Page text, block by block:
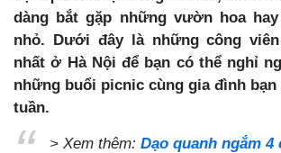
dàng bắt gặp những vườn hoa
nhỏ. Dưới đây là những công
nhất ở Hà Nội để bạn có thể nghỉ
những buổi picnic cùng gia đình bạn
tuần.
> Xem thêm: Dạo quanh ngắm 4